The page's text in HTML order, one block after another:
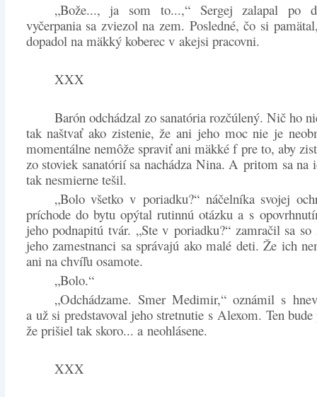
„Bože..., ja som to...,“ Sergej zalapal po
vyčerpania sa zviezol na zem. Posledné, čo si
dopadol na mäkký koberec v akejsi pracovni.
XXX
Barón odchádzal zo sanatória rozčúlený. Nič ho
tak naštvať ako zistenie, že ani jeho moc nie je
momentálne nemôže spraviť ani mäkké f pre to, aby
zo stoviek sanatórií sa nachádza Nina. A pritom sa na
tak nesmierne tešil.
„Bolo všetko v poriadku?“ náčelníka svojej
príchode do bytu opýtal rutinnú otázku a s
jeho podnapitú tvár. „Ste v poriadku?“ zamračil sa
jeho zamestnanci sa správajú ako malé deti. Že ich
ani na chvíľu osamote.
„Bolo.“
„Odchádzame. Smer Medimir,“ oznámil s
a už si predstavoval jeho stretnutie s Alexom. Ten
že prišiel tak skoro... a neohlásene.
XXX